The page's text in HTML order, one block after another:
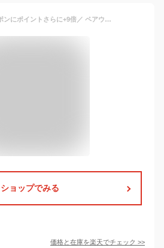
＼2000円OFFクーポンにポイントさらに+9倍／ ペアウォッチ グッチ Gタイムレス メンズ レディース 腕時計 GUCCI ペア 時計 シルバー ギフト プレゼント 実用的
ショップでみる
価格と在庫を楽天でチェック >>